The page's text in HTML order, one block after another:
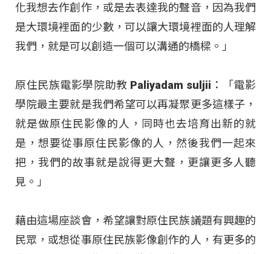
化我想去作創作，或是去表達我的聲音，因為我們
是大環境裡面的少數，可以讓大環境裡面的人理解
我們，就是可以創造一個可以溝通的橋樑。」
原住民族電影學院助教 Paliyadam suljii：「電影
學院最主要就是我們希望可以再凝聚更多這樣子，
就是做原住民影像的人，同時也去培育出新的就
是，想要從事原住民影像的人，然後我們一起來
把，我們的故事就是說得更大聲，更讓更多人聽
見。」
藉由這場座談會，希望讓對原住民族議題有興趣的
民眾，或想從事原住民族影像創作的人，有更多的